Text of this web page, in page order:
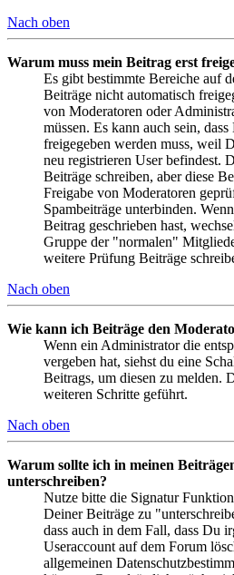
Nach oben
Warum muss mein Beitrag erst
Es gibt bestimmte Bereiche auf
Beiträge nicht automatisch
von Moderatoren oder
müssen. Es kann auch sein,
freigegeben werden muss, weil
neu registrieren User befindest.
Beiträge schreiben, aber diese
Freigabe von Moderatoren
Spambeiträge unterbinden.
Beitrag geschrieben hast,
Gruppe der "normalen"
weitere Prüfung Beiträge
Nach oben
Wie kann ich Beiträge den
Wenn ein Administrator die
vergeben hat, siehst du eine
Beitrags, um diesen zu melden.
weiteren Schritte geführt.
Nach oben
Warum sollte ich in meinen
unterschreiben?
Nutze bitte die Signatur
Deiner Beiträge zu
dass auch in dem Fall, dass Du
Useraccount auf dem Forum
allgemeinen